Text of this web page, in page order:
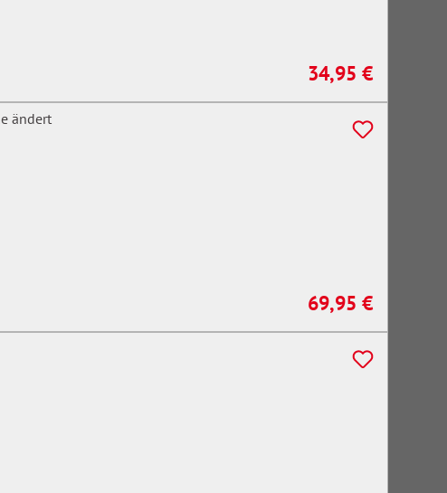
Regulärer Preis:
34,95 €
Regulärer Preis:
69,95 €